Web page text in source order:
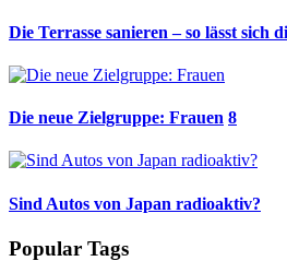
Die Terrasse sanieren – so lässt sich
Die neue Zielgruppe: Frauen 8
Sind Autos von Japan radioaktiv?
Popular Tags